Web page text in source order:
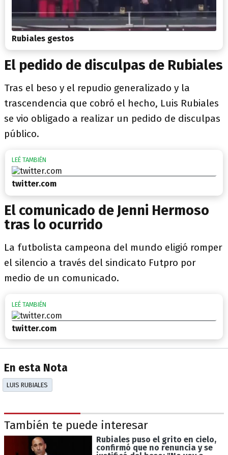
Rubiales gestos
El pedido de disculpas de Rubiales
Tras el beso y el repudio generalizado y la
trascendencia que cobró el hecho, Luis Rubiales
se vio obligado a realizar un pedido de disculpas
público.
twitter.com
El comunicado de Jenni Hermoso
tras lo ocurrido
La futbolista campeona del mundo eligió romper
el silencio a través del sindicato Futpro por
medio de un comunicado.
twitter.com
En esta Nota
LUIS RUBIALES
También te puede interesar
Rubiales puso el grito en cielo,
confirmó que no renuncia y se